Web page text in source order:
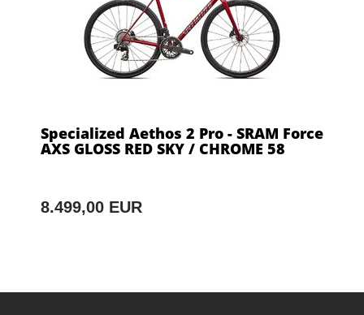
Specialized Aethos 2 Pro - SRAM Force
AXS GLOSS RED SKY / CHROME 58
8.499,00 EUR